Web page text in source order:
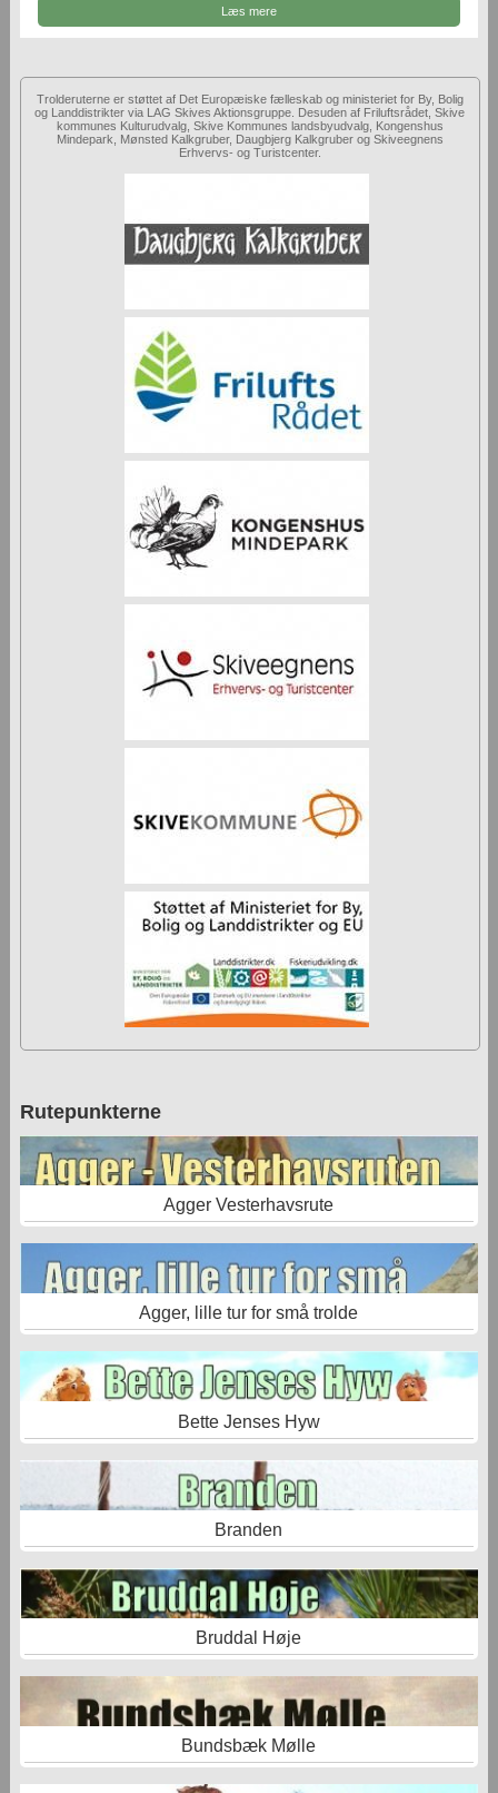
Læs mere
Trolderuterne er støttet af Det Europæiske fælleskab og ministeriet for By, Bolig
og Landdistrikter via LAG Skives Aktionsgruppe. Desuden af Friluftsrådet, Skive
kommunes Kulturudvalg, Skive Kommunes landsbyudvalg, Kongenshus
Mindepark, Mønsted Kalkgruber, Daugbjerg Kalkgruber og Skiveegnens
Erhvervs- og Turistcenter.
Rutepunkterne
Agger Vesterhavsrute
Agger, lille tur for små trolde
Bette Jenses Hyw
Branden
Bruddal Høje
Bundsbæk Mølle